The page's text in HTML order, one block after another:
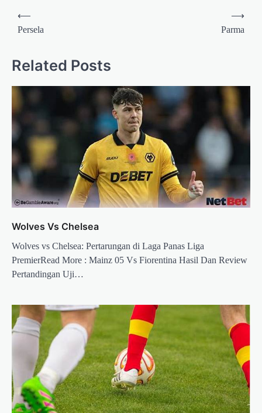
Post
navigation
⟵
Persela
Parma
⟶
Related Posts
Wolves Vs Chelsea
Wolves vs Chelsea: Pertarungan di Laga Panas Liga
PremierRead More : Mainz 05 Vs Fiorentina Hasil Dan Review
Pertandingan Uji…